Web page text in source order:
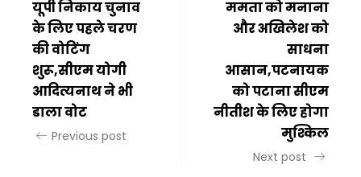
यूपी निकाय चुनाव
के लिए पहले चरण
की वोटिंग
शुरू,सीएम योगी
आदित्यनाथ ने भी
डाला वोट
Previous post
ममता को मनाना
और अखिलेश को
साधना
आसान,पटनायक
को पटाना सीएम
नीतीश के लिए होगा
मुश्किल
Next post